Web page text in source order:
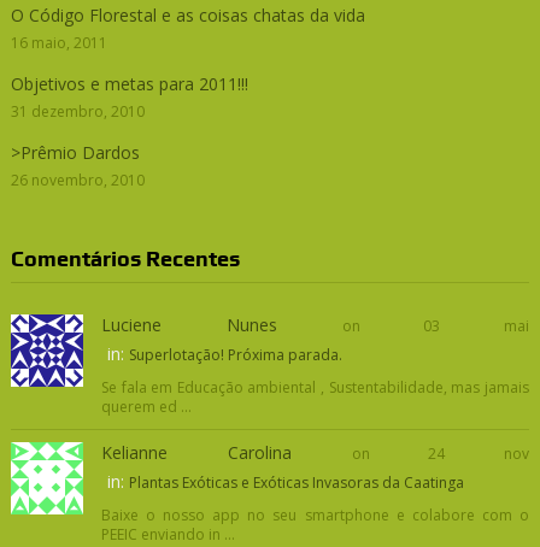
O Código Florestal e as coisas chatas da vida
16 maio, 2011
Objetivos e metas para 2011!!!
31 dezembro, 2010
>Prêmio Dardos
26 novembro, 2010
Comentários Recentes
Luciene Nunes on 03 mai
in: Superlotação! Próxima parada.
Se fala em Educação ambiental , Sustentabilidade, mas jamais
querem ed ...
Kelianne Carolina on 24 nov
in: Plantas Exóticas e Exóticas Invasoras da Caatinga
Baixe o nosso app no seu smartphone e colabore com o
PEEIC enviando in ...